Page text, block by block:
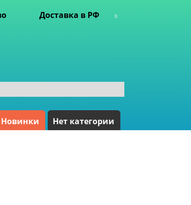
Доставка в РФ 0
Новинки Нет категории